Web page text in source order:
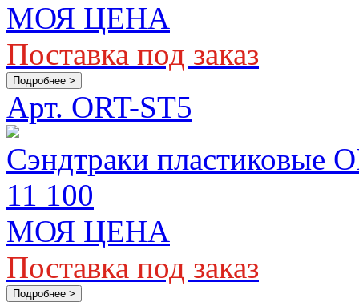
МОЯ ЦЕНА
Поставка под заказ
Подробнее >
Арт. ORT-ST5
Сэндтраки пластиковые
11 100
МОЯ ЦЕНА
Поставка под заказ
Подробнее >